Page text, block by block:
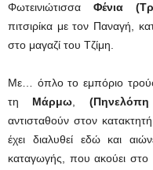
Φωτεινιώτισσα Φένια
πιτσιρίκα με τον Παναγή,
στο μαγαζί του Τζίμη.
Με… όπλο το εμπόριο
τη Μάρμω,
αντισταθούν στον
έχει διαλυθεί εδώ και
καταγωγής, που ακούει